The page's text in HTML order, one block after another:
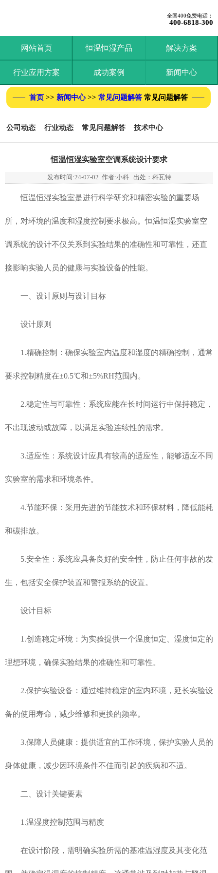
全国400免费电话：
400-6818-300
网站首页 恒温恒湿产品 解决方案
行业应用方案 成功案例 新闻中心
首页>> 新闻中心>> 常见问题解答 常见问题解答
公司动态 行业动态 常见问题解答 技术中心
恒温恒湿实验室空调系统设计要求
发布时间:24-07-02 作者:小科 出处：科瓦特
恒温恒湿实验室是进行科学研究和精密实验的重要场
所，对环境的温度和湿度控制要求极高。恒温恒湿实验室空
调系统的设计不仅关系到实验结果的准确性和可靠性，还直
接影响实验人员的健康与实验设备的性能。
一、设计原则与设计目标
设计原则
1.精确控制：确保实验室内温度和湿度的精确控制，通常
要求控制精度在±0.5℃和±5%RH范围内。
2.稳定性与可靠性：系统应能在长时间运行中保持稳定，
不出现波动或故障，以满足实验连续性的需求。
3.适应性：系统设计应具有较高的适应性，能够适应不同
实验室的需求和环境条件。
4.节能环保：采用先进的节能技术和环保材料，降低能耗
和碳排放。
5.安全性：系统应具备良好的安全性，防止任何事故的发
生，包括安全保护装置和警报系统的设置。
设计目标
1.创造稳定环境：为实验提供一个温度恒定、湿度恒定的
理想环境，确保实验结果的准确性和可靠性。
2.保护实验设备：通过维持稳定的室内环境，延长实验设
备的使用寿命，减少维修和更换的频率。
3.保障人员健康：提供适宜的工作环境，保护实验人员的
身体健康，减少因环境条件不佳而引起的疾病和不适。
二、设计关键要素
1.温湿度控制范围与精度
在设计阶段，需明确实验所需的基准温湿度及其变化范